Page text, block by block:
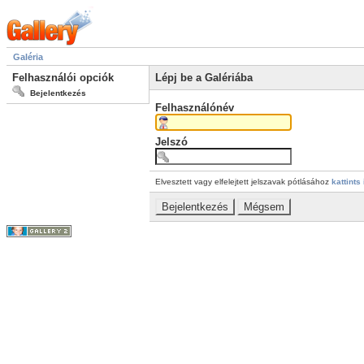
Galéria
Felhasználói opciók
Bejelentkezés
Lépj be a Galériába
Felhasználónév
Jelszó
Elvesztett vagy elfelejtett jelszavak pótlásához kattints